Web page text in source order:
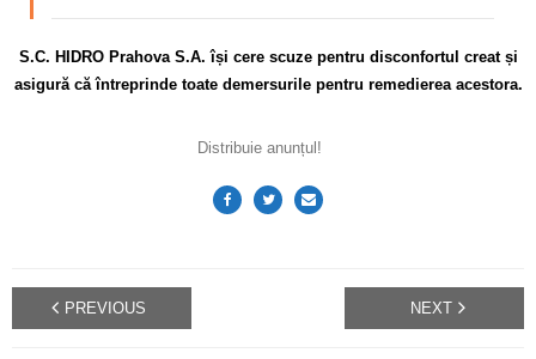
S.C. HIDRO Prahova S.A. își cere scuze pentru disconfortul creat și
asigură că întreprinde toate demersurile pentru remedierea acestora.
Distribuie anunțul!
PREVIOUS NEXT